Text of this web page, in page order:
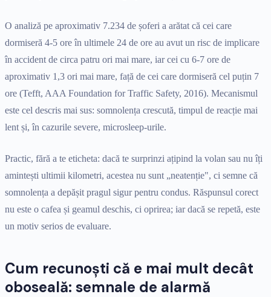
O analiză pe aproximativ 7.234 de șoferi a arătat că cei care
dormiseră 4-5 ore în ultimele 24 de ore au avut un risc de implicare
în accident de circa patru ori mai mare, iar cei cu 6-7 ore de
aproximativ 1,3 ori mai mare, față de cei care dormiseră cel puțin 7
ore (Tefft, AAA Foundation for Traffic Safety, 2016). Mecanismul
este cel descris mai sus: somnolența crescută, timpul de reacție mai
lent și, în cazurile severe, microsleep-urile.
Practic, fără a te eticheta: dacă te surprinzi ațipind la volan sau nu îți
amintești ultimii kilometri, acestea nu sunt „neatenție", ci semne că
somnolența a depășit pragul sigur pentru condus. Răspunsul corect
nu este o cafea și geamul deschis, ci oprirea; iar dacă se repetă, este
un motiv serios de evaluare.
Cum recunoști că e mai mult decât
oboseală: semnale de alarmă